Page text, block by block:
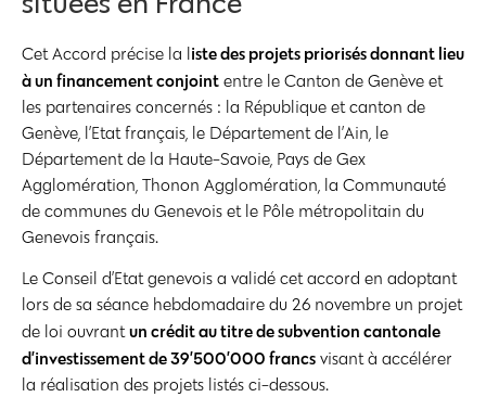
Cet Accord précise la liste des projets priorisés donnant lieu
à un financement conjoint entre le Canton de Genève et
les partenaires concernés : la République et canton de
Genève, l’Etat français, le Département de l’Ain, le
Département de la Haute-Savoie, Pays de Gex
Agglomération, Thonon Agglomération, la Communauté
de communes du Genevois et le Pôle métropolitain du
Genevois français.
Le Conseil d’Etat genevois a validé cet accord en adoptant
lors de sa séance hebdomadaire du 26 novembre un projet
de loi ouvrantun crédit au titre de subvention cantonale
d’investissement de 39’500’000 francs visant à accélérer
la réalisation des projets listés ci-dessous.